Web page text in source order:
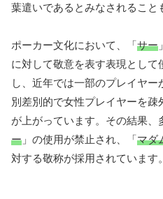
葉遣いであるとみなされること
ポーカー文化において、「サー
に対して敬意を表す表現とし
し、近年では一部のプレイヤー
別差別的で女性プレイヤーを疎
が上がっています。その結果、
ー 」の使用が禁止され、「マダ
対する敬称が採用されています。